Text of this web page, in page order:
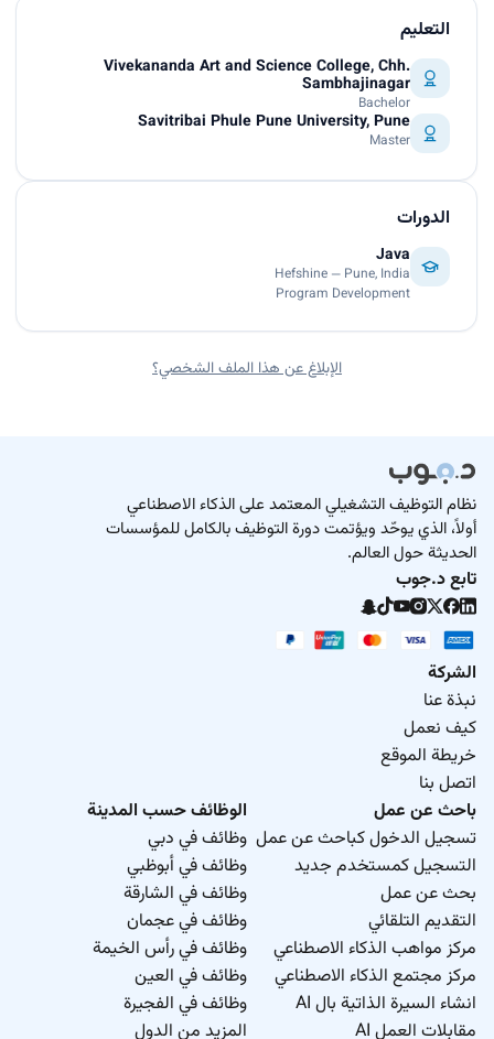
التعليم
Vivekananda Art and Science College, Chh.
Sambhajinagar
Bachelor
Savitribai Phule Pune University, Pune
Master
الدورات
Java
Hefshine — Pune, India
Program Development
الإبلاغ عن هذا الملف الشخصي؟
نظام التوظيف التشغيلي المعتمد على الذكاء الاصطناعي
أولاً، الذي يوحّد ويؤتمت دورة التوظيف بالكامل للمؤسسات
الحديثة حول العالم.
تابع د.جوب
الشركة
نبذة عنا
كيف نعمل
خريطة الموقع
اتصل بنا
باحث عن عمل
تسجيل الدخول كباحث عن عمل
التسجيل كمستخدم جديد
بحث عن عمل
التقديم التلقائي
مركز مواهب الذكاء الاصطناعي
مركز مجتمع الذكاء الاصطناعي
انشاء السيرة الذاتية بال AI
مقابلات العمل AI
الوظائف حسب المدينة
وظائف في دبي
وظائف في أبوظبي
وظائف في الشارقة
وظائف في عجمان
وظائف في رأس الخيمة
وظائف في العين
وظائف في الفجيرة
المزيد من الدول